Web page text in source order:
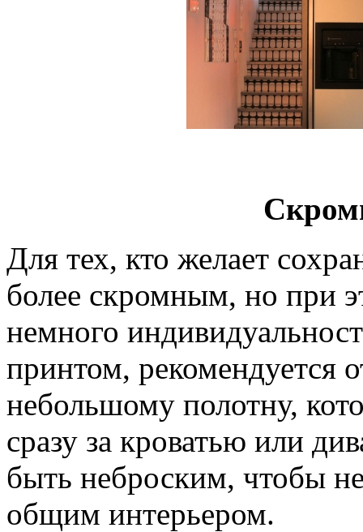
Для тех, кто желает
более скромным, но при
немного
принтом, рекомендуется
небольшому полотну,
сразу за кроватью или
быть неброским, чтобы
общим интерьером.